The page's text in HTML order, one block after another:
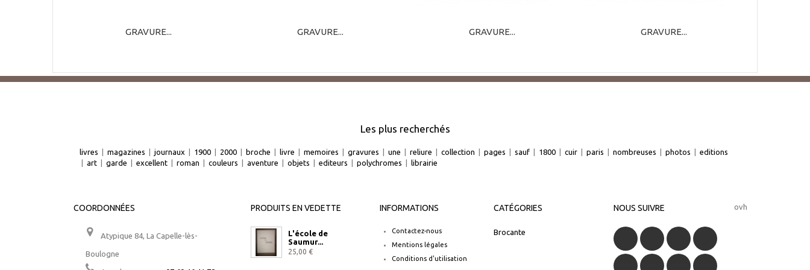
GRAVURE... GRAVURE... GRAVURE... GRAVURE...
Les plus recherchés
livres | magazines | journaux | 1900 | 2000 | broche | livre | memoires | gravures | une | reliure | collection | pages | sauf | 1800 | cuir | paris | nombreuses | photos | editions
| art | garde | excellent | roman | couleurs | aventure | objets | editeurs | polychromes | librairie
COORDONNÉES
Atypique 84, La Capelle-lès-
Boulogne
PRODUITS EN VEDETTE
L'école de
Saumur...
25,00 €
INFORMATIONS
Contactez-nous
Mentions légales
Conditions d'utilisation
CATÉGORIES
Brocante
NOUS SUIVRE ovh